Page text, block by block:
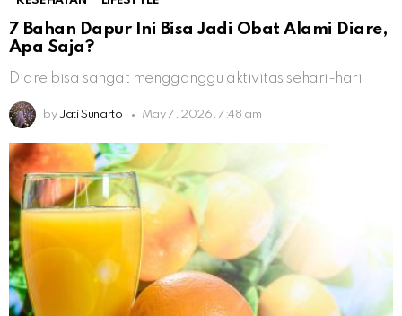
7 Bahan Dapur Ini Bisa Jadi Obat Alami Diare,
Apa Saja?
Diare bisa sangat mengganggu aktivitas sehari-hari
by Jati Sunarto May 7, 2026, 7:48 am